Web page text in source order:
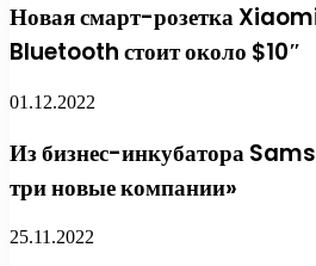
Новая смарт-розетка
Bluetooth стоит около $10″
01.12.2022
Из бизнес-инкубатора
три новые компании»
25.11.2022